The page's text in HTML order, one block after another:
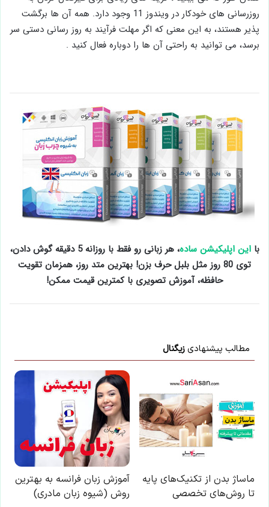
روزرسانی های خودکار در ویندوز 11 وجود دارد. همه آن ها برگشت
پذیر هستند، به این معنی که اگر مهلت فرآیند به روز رسانی دستی سر
برسد، می توانید به راحتی آن ها را دوباره فعال کنید .
بااین اپلیکیشن ساده
، هر زبانی رو فقط با روزانه 5 دقیقه گوش دادن،
توی 80 روز مثل بلبل حرف بزن! بهترین متد روز، همزمان تقویت
حافظه، آموزش تصویری با کمترین قیمت ممکن!